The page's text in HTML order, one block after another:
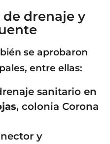
drenaje y
se aprobaron
entre ellas:
sanitario en
, colonia Corona
y